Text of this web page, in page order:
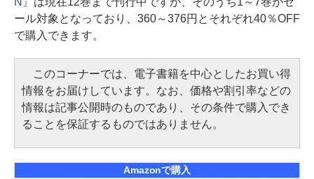
ール対象となっており、360～376円とそれぞれ40％OFF
で購入できます。
このコーナーでは、電子書籍を中心としたお買い得
情報をお届けしています。なお、価格や割引率などの
情報は記事公開時のものであり、その条件で購入でき
ることを保証するものではありません。
Amazonで購入